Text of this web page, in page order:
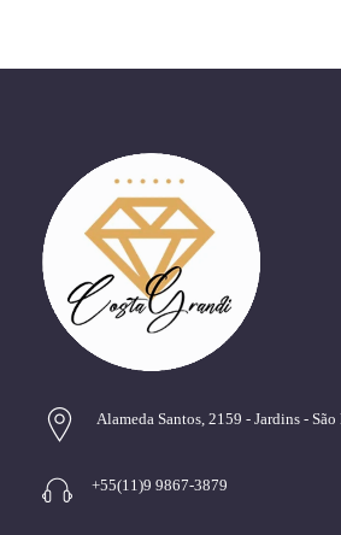
Alameda Santos, 2159 - Jardins - São
+55(11)9 9867-3879